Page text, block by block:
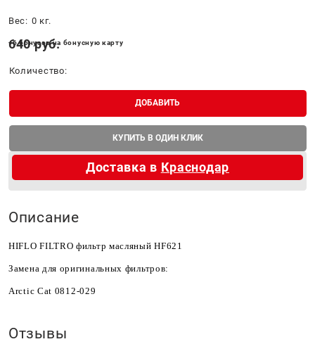
Вес: 0 кг.
640 руб.
+6 бонусов на бонусную карту
Количество:
ДОБАВИТЬ
КУПИТЬ В ОДИН КЛИК
Доставка в Краснодар
Описание
HIFLO FILTRO фильтр масляный HF621
Замена для оригинальных фильтров:
Arctic Cat 0812-029
Отзывы